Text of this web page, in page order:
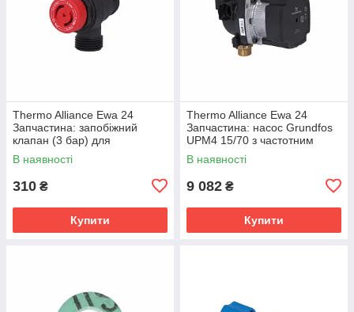
Thermo Alliance Ewa 24
Запчастина: запобіжний
клапан (3 бар) для
пластикової гідрогрупи
(15311009000051)
В наявності
310 ₴
Купити
Thermo Alliance Ewa 24
Запчастина: насос Grundfos
UPM4 15/70 з частотним
регулюванням
(15311010000012)
В наявності
9 082 ₴
Купити